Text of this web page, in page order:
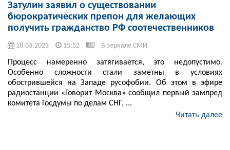
Затулин заявил о существовании
бюрократических препон для желающих
получить гражданство РФ соотечественников
18.03.2023 15:52 В зеркале СМИ
Процесс намеренно затягивается, это недопустимо.
Особенно сложности стали заметны в условиях
обострившейся на Западе русофобии. Об этом в эфире
радиостанции «Говорит Москва» сообщил первый зампред
комитета Госдумы по делам СНГ, ...
Читать далее